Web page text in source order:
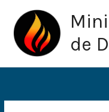
contenido
de